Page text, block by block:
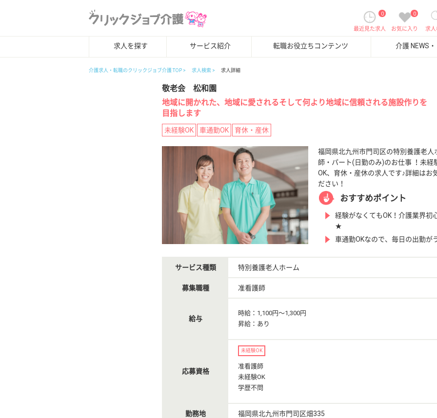
求
0
お気に入り
0
最近見た求人
求人を探す サービス紹介 転職お役立ちコンテンツ 介護 NEWS
介護求人・転職のクリックジョブ介護 TOP 求人検索 求人詳細
敬老会 松和園
地域に開かれた、地域に愛されるそして何より地域に信頼される施設作りを
目指します
未経験OK 車通勤OK 育休・産休
福岡県北九州市門司区の特別養護老人
師・パート(日勤のみ)のお仕事 ！未経
OK、育休・産休の求人です♪詳細はお
ださい！
おすすめポイント
経験がなくてもOK！介護業界初
★
車通勤OKなので、毎日の出勤が
サービス種類 特別養護老人ホーム
募集職種 准看護師
給与
時給：1,100円〜1,300円
昇給：あり
応募資格
未経験OK
准看護師
未経験OK
学歴不問
勤務地 福岡県北九州市門司区畑335